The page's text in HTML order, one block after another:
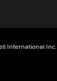
International Inc.